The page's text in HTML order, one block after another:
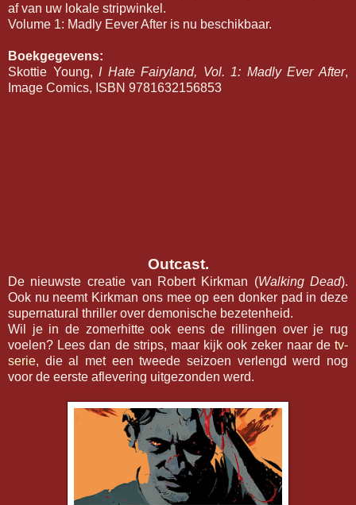
af van uw lokale stripwinkel.
Volume 1: Madly Eever After is nu beschikbaar.
Boekgegevens:
Skottie Young, I Hate Fairyland, Vol. 1: Madly Ever After,
Image Comics, ISBN 9781632156853
Outcast.
De nieuwste creatie van Robert Kirkman (Walking Dead).
Ook nu neemt Kirkman ons mee op een donker pad in deze
supernatural thriller over demonische bezetenheid.
Wil je in de zomerhitte ook eens de rillingen over je rug
voelen? Lees dan de strips, maar kijk ook zeker naar de tv-
serie, die al met een tweede seizoen verlengd werd nog
voor de eerste aflevering uitgezonden werd.